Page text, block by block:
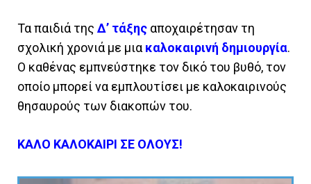
Τα παιδιά της Δ’ τάξης αποχαιρέτησαν τη
σχολική χρονιά με μια καλοκαιρινή δημιουργία.
Ο καθένας εμπνεύστηκε τον δικό του βυθό, τον
οποίο μπορεί να εμπλουτίσει με καλοκαιρινούς
θησαυρούς των διακοπών του.
ΚΑΛΟ ΚΑΛΟΚΑΙΡΙ ΣΕ ΟΛΟΥΣ!